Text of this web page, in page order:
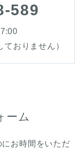
589
ておりません）
ーム
お時間をいただ